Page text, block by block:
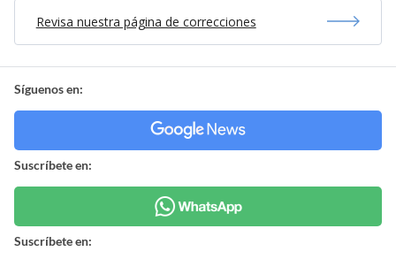
Revisa nuestra página de correcciones
Síguenos en:
Suscríbete en:
Suscríbete en: